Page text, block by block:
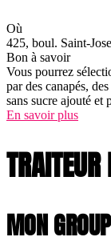
Où
425, boul. Saint-
Bon à savoir
Vous pourrez
par des canapés,
sans sucre ajouté et
En savoir plus
MON